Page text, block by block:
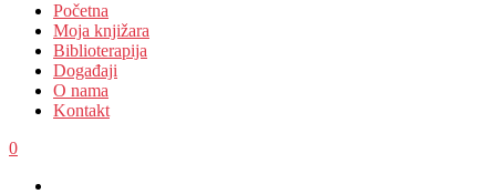
Početna
Moja knjižara
Biblioterapija
Događaji
O nama
Kontakt
0